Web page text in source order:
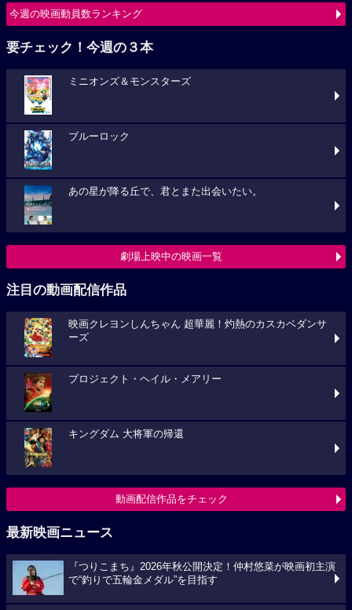
今週の映画動員数ランキング
要チェック！今週の３本
ミニオンズ＆モンスターズ
ブルーロック
あの星が降る丘で、君とまた出会いたい。
劇場上映中の映画一覧
注目の動画配信作品
映画クレヨンしんちゃん 超華麗！灼熱のカスカベダンサ
ーズ
プロジェクト・ヘイル・メアリー
キングダム 大将軍の帰還
動画配信作品をチェック
最新映画ニュース
『つりこまち』2026年秋公開決定！仲村悠菜が映画初主演
で“釣りで五輪金メダル”を目指す